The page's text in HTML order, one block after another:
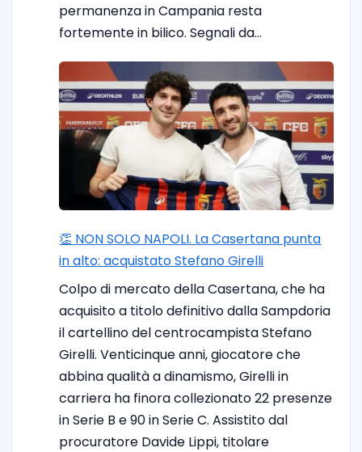
permanenza in Campania resta
fortemente in bilico. Segnali da…
👏 NON SOLO NAPOLI. La Casertana punta
in alto: acquistato Stefano Girelli
Colpo di mercato della Casertana, che ha
acquisito a titolo definitivo dalla Sampdoria
il cartellino del centrocampista Stefano
Girelli. Venticinque anni, giocatore che
abbina qualità a dinamismo, Girelli in
carriera ha finora collezionato 22 presenze
in Serie B e 90 in Serie C. Assistito dal
procuratore Davide Lippi, titolare